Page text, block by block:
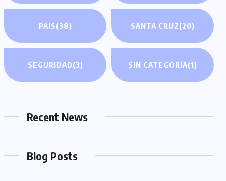
PAIS(38) SANTA CRUZ(20)
SEGURIDAD(3) SIN CATEGORÍA(1)
Recent News
Blog Posts